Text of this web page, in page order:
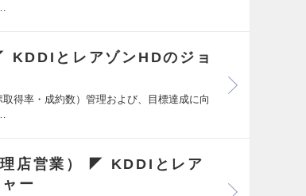
とレアゾンHDのジョ
得率・成約数）管理および、目標達成に向
店営業） ◤ KDDIとレア
ー